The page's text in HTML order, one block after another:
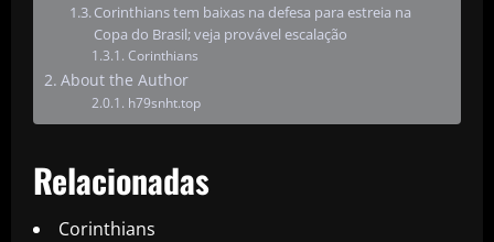
Corinthians tem baixas na defesa para estreia na
Copa do Brasil; veja provável escalação
Corinthians
About the Author
h79snht.top
Relacionadas
Corinthians